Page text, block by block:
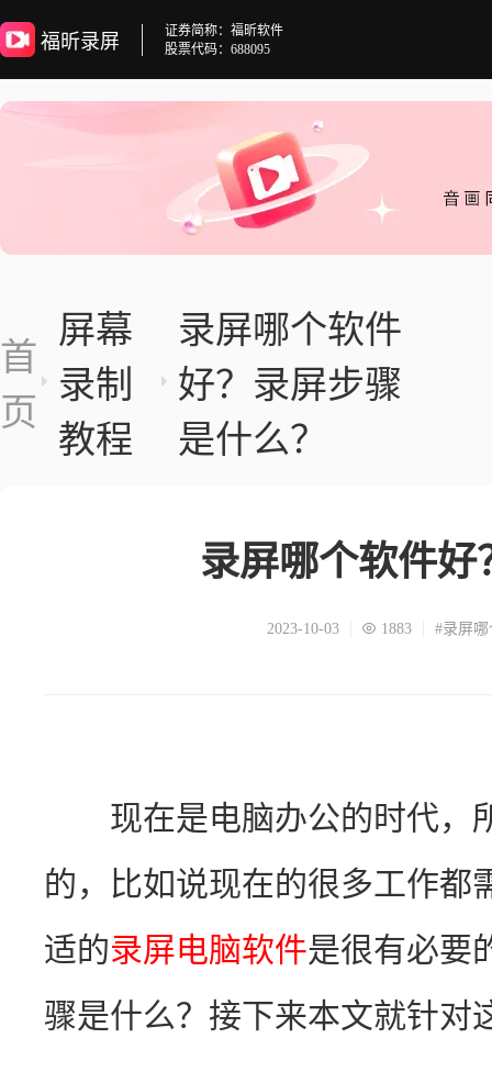
福昕录屏
证券简称：福昕软件
股票代码：688095
首
页
屏幕
录制
教程
录屏哪个软件
好？录屏步骤
是什么？
录屏哪个软件
2023-10-03 1883 #录屏
现在是电脑办公的时代，
的，比如说现在的很多工作都
适的录屏电脑软件是很有必要
骤是什么？接下来本文就针对